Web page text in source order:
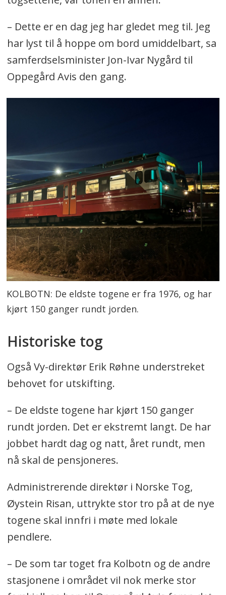
– Dette er en dag jeg har gledet meg til. Jeg
har lyst til å hoppe om bord umiddelbart, sa
samferdselsminister Jon-Ivar Nygård til
Oppegård Avis den gang.
KOLBOTN: De eldste togene er fra 1976, og har
kjørt 150 ganger rundt jorden.
Historiske tog
Også Vy-direktør Erik Røhne understreket
behovet for utskifting.
– De eldste togene har kjørt 150 ganger
rundt jorden. Det er ekstremt langt. De har
jobbet hardt dag og natt, året rundt, men
nå skal de pensjoneres.
Administrerende direktør i Norske Tog,
Øystein Risan, uttrykte stor tro på at de nye
togene skal innfri i møte med lokale
pendlere.
– De som tar toget fra Kolbotn og de andre
stasjonene i området vil nok merke stor